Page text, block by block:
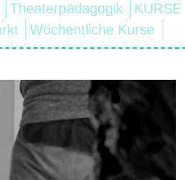
Theaterpädagogik KURSE
Wöchentliche Kurse